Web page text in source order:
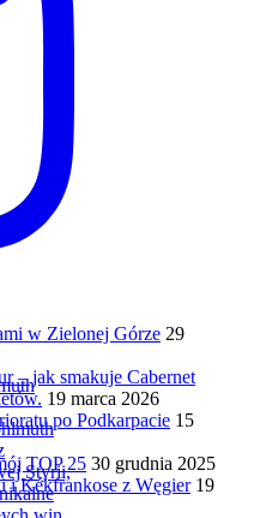
w Zielonej Górze 29
– jak smakuje Cabernet
19 marca 2026
po Podkarpacie 15
TOP 25 30 grudnia 2025
i Kékfrankose z Węgier 19